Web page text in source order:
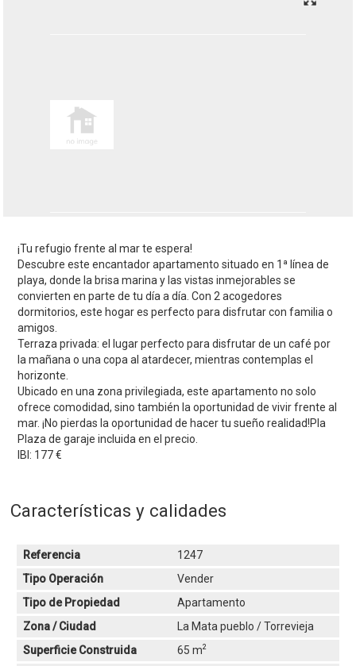
¡Tu refugio frente al mar te espera!
Descubre este encantador apartamento situado en 1ª línea de
playa, donde la brisa marina y las vistas inmejorables se
convierten en parte de tu día a día. Con 2 acogedores
dormitorios, este hogar es perfecto para disfrutar con familia o
amigos.
Terraza privada: el lugar perfecto para disfrutar de un café por
la mañana o una copa al atardecer, mientras contemplas el
horizonte.
Ubicado en una zona privilegiada, este apartamento no solo
ofrece comodidad, sino también la oportunidad de vivir frente al
mar. ¡No pierdas la oportunidad de hacer tu sueño realidad!Pla
Plaza de garaje incluida en el precio.
IBI: 177 €
Características y calidades
Referencia
1247
Tipo Operación
Vender
Tipo de Propiedad
Apartamento
Zona / Ciudad
La Mata pueblo / Torrevieja
Superficie Construida
65 m2